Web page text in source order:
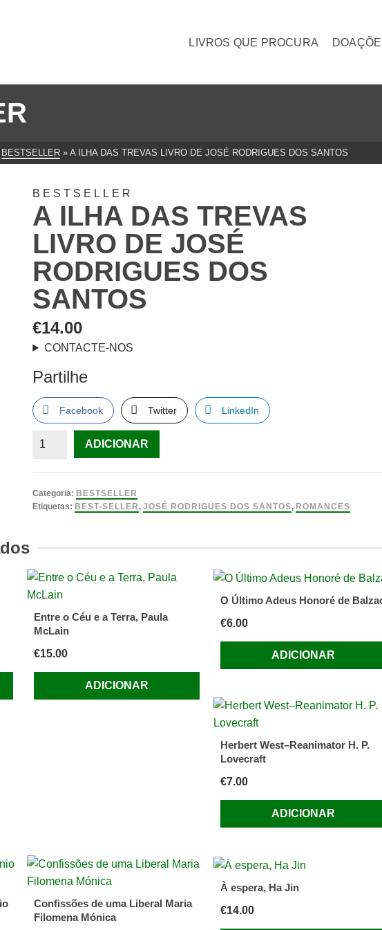
LIVROS QUE PROCURA
BESTSELLER » A ILHA DAS TREVAS LIVRO DE JOSÉ RODRIGUES DOS SANTOS
BESTSELLER
A ILHA DAS TREVAS
LIVRO DE JOSÉ
RODRIGUES DOS
SANTOS
€14.00
CONTACTE-NOS
Partilhe
Facebook Twitter LinkedIn
Quantidade
Ilha
das
José
Rodrigues
dos
Santos
ADICIONAR
Categoria: BESTSELLER
Etiquetas: BEST-SELLER ,JOSÉ RODRIGUES DOS SANTOS, ROMANCES
Entre o Céu e a Terra, Paula
McLain
€15.00
ADICIONAR
O Último Adeus Honoré de
€6.00
ADICIONAR
Herbert West–Reanimator H. P.
Lovecraft
€7.00
ADICIONAR
Confissões de uma Liberal Maria
Filomena Mónica
À espera, Ha Jin
€14.00